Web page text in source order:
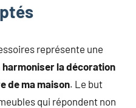
représente une
harmoniser la décoration
de ma maison. Le but
qui répondent non